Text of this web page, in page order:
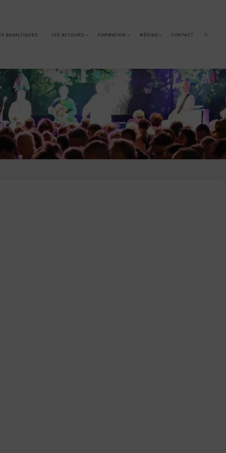
BASALTIQUES LES ACTEURS FORMATION MÉDIAS CONTACT
SEARCH